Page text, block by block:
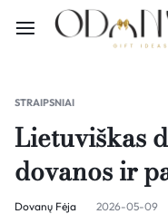
STRAIPSNIAI
Lietuviškas
dovanos ir
Dovanų Fėja 2026-05-09